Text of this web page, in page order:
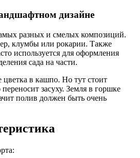
дизайне
разных и смелых композиций.
клумбы или рокарии. Также
используется для оформления
сада на части.
в кашпо. Но тут стоит
засуху. Земля в горшке
полив должен быть очень